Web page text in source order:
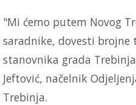
"Mi ćemo putem Novog
saradnike, dovesti
stanovnika grada
Jeftović, načelnik
Trebinja.